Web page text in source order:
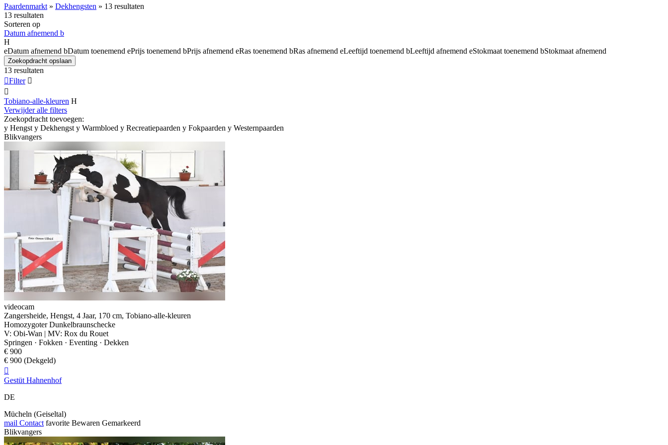
Paardenmarkt » Dekhengsten » 13 resultaten
13 resultaten
Sorteren op
Datum afnemend b
H
eDatum afnemend bDatum toenemend ePrijs toenemend bPrijs afnemend eRas toenemend bRas afnemend eLeeftijd toenemend bLeeftijd afnemend eStokmaat toenemend bStokmaat afnemend
Zoekopdracht opslaan
13 resultaten
Filter 

Tobiano-alle-kleuren H
Verwijder alle filters
Zoekopdracht toevoegen:
y Hengst y Dekhengst y Warmbloed y Recreatiepaarden y Fokpaarden y Westernpaarden
Blikvangers
videocam
Zangersheide, Hengst, 4 Jaar, 170 cm, Tobiano-alle-kleuren
Homozygoter Dunkelbraunschecke
V: Obi-Wan | MV: Rox du Rouet
Springen · Fokken · Eventing · Dekken
€ 900
€ 900 (Dekgeld)

Gestüt Hahnenhof
DE
Mücheln (Geiseltal)
mail Contact favorite Bewaren Gemarkeerd
Blikvangers